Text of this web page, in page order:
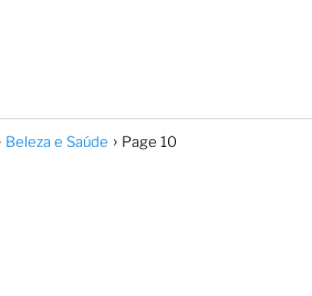
Beleza e Saúde Page 10